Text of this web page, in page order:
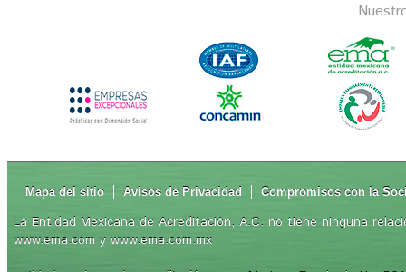
Mapa del sitio Avisos de Privacidad Compromisos con la
La Entidad Mexicana de Acreditación, A.C. no tiene ninguna
www.ema.com y www.ema.com.mx